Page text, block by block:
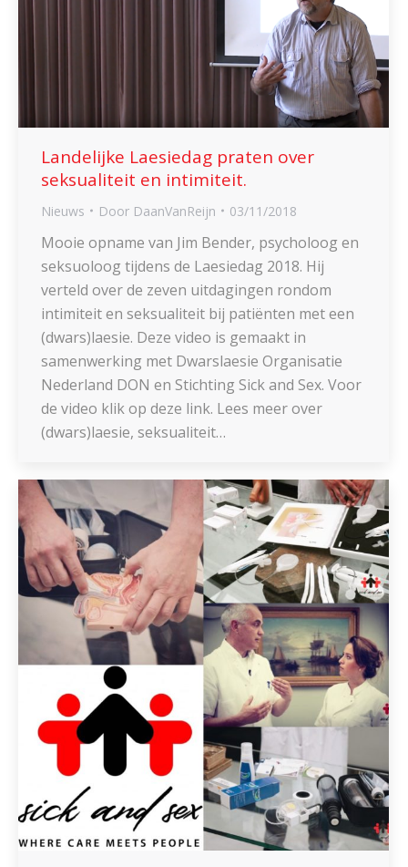
Landelijke Laesiedag praten over
seksualiteit en intimiteit.
Nieuws Door DaanVanReijn 03/11/2018
Mooie opname van Jim Bender, psycholoog en
seksuoloog tijdens de Laesiedag 2018. Hij
verteld over de zeven uitdagingen rondom
intimiteit en seksualiteit bij patiënten met een
(dwars)laesie. Deze video is gemaakt in
samenwerking met Dwarslaesie Organisatie
Nederland DON en Stichting Sick and Sex. Voor
de video klik op deze link. Lees meer over
(dwars)laesie, seksualiteit…